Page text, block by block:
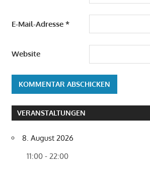
E-Mail-Adresse *
Website
VERANSTALTUNGEN
8. August 2026
11:00 - 22:00